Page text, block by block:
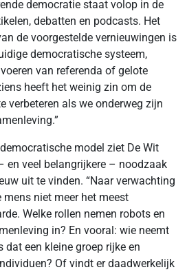
democratie staat volop in de
debatten en podcasts. Het
de voorgestelde vernieuwingen is
democratische systeem,
van referenda of gelote
heeft het weinig zin om de
verbeteren als we onderweg zijn
model ziet De Wit
en veel belangrijkere – noodzaak
uit te vinden. “Naar verwachting
niet meer het meest
Welke rollen nemen robots en
in? En vooral: wie neemt
dat een kleine groep rijke en
Of vindt er daadwerkelijk